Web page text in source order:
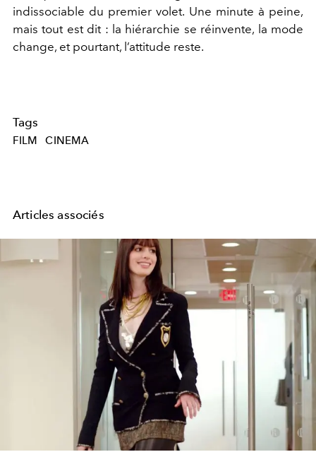
indissociable du premier volet. Une minute à peine,
mais tout est dit : la hiérarchie se réinvente, la mode
change, et pourtant, l’attitude reste.
Tags
FILM CINEMA
Articles associés